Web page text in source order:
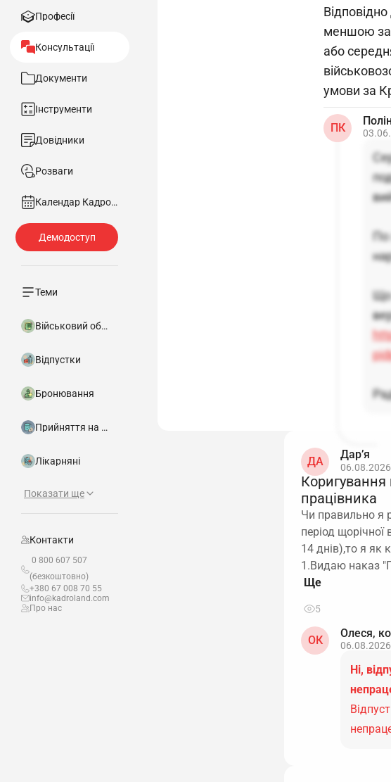
Професії
Консультації
Документи
Інструменти
Довідники
Розваги
Календар Кадровика
Теми
Військовий облік
Відпустки
Бронювання
Прийняття на роботу
Лікарняні
Показати ще
Контакти
0 800 607 507
(безкоштовно)
+380 67 008 70 55
info@kadroland.com
Про нас
меншою за
або
умови за
ПК
Що
ДА
Дар’я
Коригування
працівника
Чи правильно я
період щорічної
14 днів),то я як
1.Видаю наказ
5
ОК
Олеся,
06.08.2026
Ні,